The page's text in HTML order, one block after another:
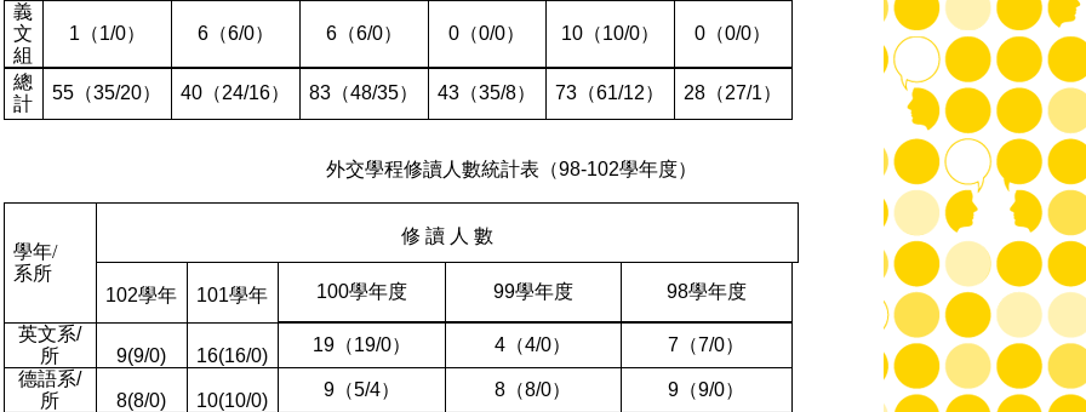
義
文
組
1 （1/0） 6（6/0） 6（6/0） 0 （0/0） 10（10/0） 0 （0/0）
總
計
55 （35/20） 40 （24/16） 83 （48/35） 43 （35/8） 73 （61/12） 28 （27/1）
外交學程修讀人數統計表（98-102學年度）
學年/
系所
修 讀 人 數
102學年 101學年 100學年度 99學年度 98學年度
英文系/
所
9(9/0) 16(16/0)
19（19/0） 4 （4/0） 7 （7/0）
德語系/
所
8(8/0) 10(10/0)
9（5/4） 8 （8/0） 9 （9/0）